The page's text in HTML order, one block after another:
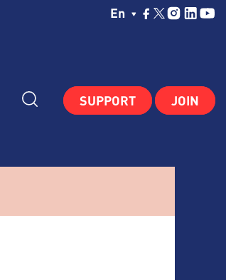
Choisissez Votre
En
SUPPORT JOIN